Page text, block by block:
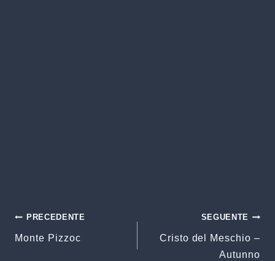
Navigazione
articoli
PRECEDENTE
Monte Pizzoc
SEGUENTE
Cristo del Meschio –
Autunno